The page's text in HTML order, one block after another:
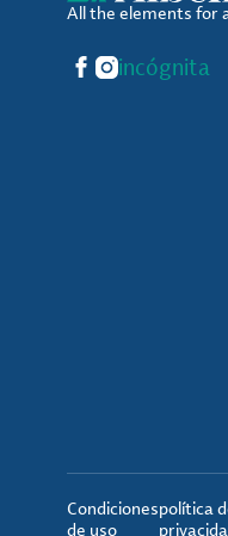
All the elements for
Facebook
Instagram
incógnita
Condiciones
de uso
política